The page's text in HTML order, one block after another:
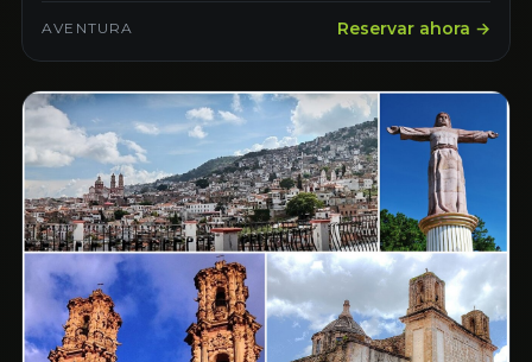
AVENTURA Reservar ahora →